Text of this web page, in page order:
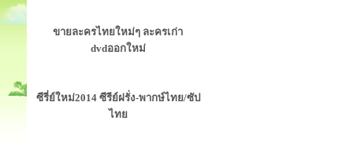
ขายละครไทยใหม่ๆ ละครเก่า
dvdออกใหม่
ซีรี่ย์ใหม่2014 ซีรีย์ฝรั่ง-พากษ์ไทย/ซัป
ไทย